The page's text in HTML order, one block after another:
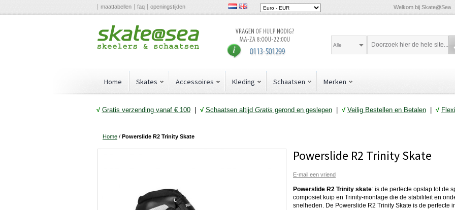
maattabellen faq openingstijden Welkom bij Skate@Sea
Alle
Home Skates Accessoires Kleding Schaatsen Merken
√ Gratis verzending vanaf € 100| √ Schaatsen altijd Gratis gerond en geslepen| √ Veilig Bestellen en Betalen| √
Home / Powerslide R2 Trinity Skate
Powerslide R2 Trinity Skate
E-mail een vriend
Powerslide R2 Trinity skate: is de perfecte opstap tot de
composiet kuip en Trinity-montage die de stabiliteit en
snelheden. De Powerslide R2 Trinity Skate is de perfecte